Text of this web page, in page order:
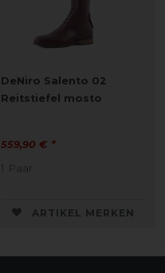
DeNiro Salento 02
Reitstiefel mosto
559,90 € *
1 Paar
ARTIKEL MERKEN